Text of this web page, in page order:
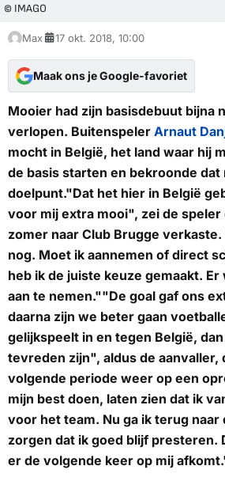
© IMAGO
Max 17 okt. 2018, 10:00
Maak ons je Google-favoriet
Mooier had zijn basisdebuut bijna
verlopen. Buitenspeler Arnaut
mocht in België, het land waar hij
de basis starten en bekroonde dat
doelpunt."Dat het hier in België
voor mij extra mooi", zei de speler
zomer naar Club Brugge
nog. Moet ik aannemen of direct
heb ik de juiste keuze gemaakt.
aan te nemen.""De goal gaf ons
daarna zijn we beter gaan
gelijkspeelt in en tegen België,
tevreden zijn", aldus de aanvaller,
volgende periode weer op een
mijn best doen, laten zien dat ik
voor het team. Nu ga ik terug naar
zorgen dat ik goed blijf presteren.
er de volgende keer op mij